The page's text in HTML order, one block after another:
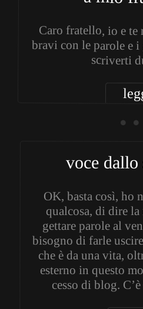
Caro fratello, io e te
bravi con le parole e
scriverti
•
voce dallo
OK, basta così, ho
qualcosa, di dire
gettare parole al
bisogno di farle
che è da una vita,
esterno in questo
cesso di blog.